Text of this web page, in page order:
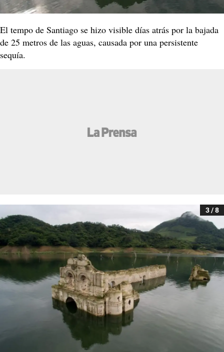
El tempo de Santiago se hizo visible días atrás por la bajada
de 25 metros de las aguas, causada por una persistente
sequía.
3 / 8